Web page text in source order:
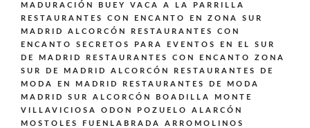
MADURACIÓN BUEY VACA A LA PARRILLA
RESTAURANTES CON ENCANTO EN ZONA SUR
MADRID ALCORCÓN
RESTAURANTES CON
ENCANTO SECRETOS PARA EVENTOS EN EL SUR
DE MADRID
RESTAURANTES CON ENCANTO ZONA
SUR DE MADRID ALCORCÓN
RESTAURANTES DE
MODA EN MADRID
RESTAURANTES DE MODA
MADRID SUR ALCORCÓN BOADILLA MONTE
VILLAVICIOSA ODON POZUELO ALARCÓN
MOSTOLES FUENLABRADA ARROMOLINOS